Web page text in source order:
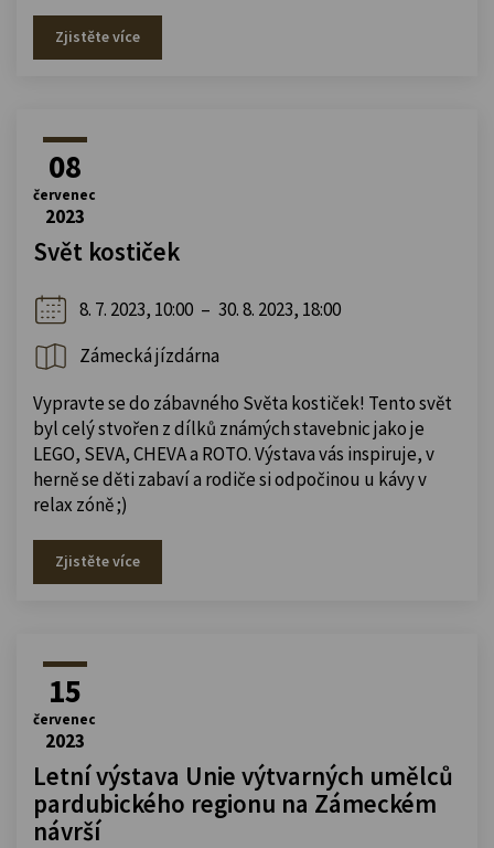
Zjistěte více
08
červenec
2023
Svět kostiček
8. 7. 2023, 10:00 – 30. 8. 2023, 18:00
Zámecká jízdárna
Vypravte se do zábavného Světa kostiček! Tento svět
byl celý stvořen z dílků známých stavebnic jako je
LEGO, SEVA, CHEVA a ROTO. Výstava vás inspiruje, v
herně se děti zabaví a rodiče si odpočinou u kávy v
relax zóně ;)
Zjistěte více
15
červenec
2023
Letní výstava Unie výtvarných umělců
pardubického regionu na Zámeckém
návrší